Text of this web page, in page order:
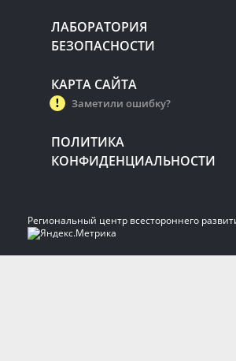
ЛАБОРАТОРИЯ
БЕЗОПАСНОСТИ
КАРТА САЙТА
Заметили ошибку?
ПОЛИТИКА
КОНФИДЕНЦИАЛЬНОСТИ
Региональный центр всестороннего